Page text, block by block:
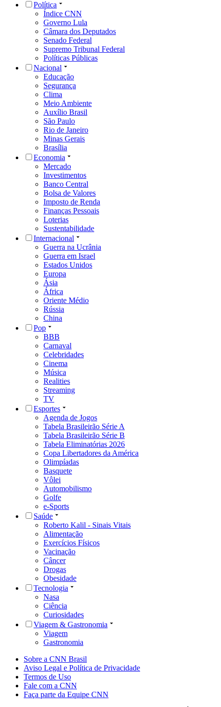
Política
Índice CNN
Governo Lula
Câmara dos Deputados
Senado Federal
Supremo Tribunal Federal
Políticas Públicas
Nacional
Educação
Segurança
Clima
Meio Ambiente
Auxílio Brasil
São Paulo
Rio de Janeiro
Minas Gerais
Brasília
Economia
Mercado
Investimentos
Banco Central
Bolsa de Valores
Imposto de Renda
Finanças Pessoais
Loterias
Sustentabilidade
Internacional
Guerra na Ucrânia
Guerra em Israel
Estados Unidos
Europa
Ásia
África
Oriente Médio
Rússia
China
Pop
BBB
Carnaval
Celebridades
Cinema
Música
Realities
Streaming
TV
Esportes
Agenda de Jogos
Tabela Brasileirão Série A
Tabela Brasileirão Série B
Tabela Eliminatórias 2026
Copa Libertadores da América
Olimpíadas
Basquete
Vôlei
Automobilismo
Golfe
e-Sports
Saúde
Roberto Kalil - Sinais Vitais
Alimentação
Exercícios Físicos
Vacinação
Câncer
Drogas
Obesidade
Tecnologia
Nasa
Ciência
Curiosidades
Viagem & Gastronomia
Viagem
Gastronomia
Sobre a CNN Brasil
Aviso Legal e Política de Privacidade
Termos de Uso
Fale com a CNN
Faça parte da Equipe CNN